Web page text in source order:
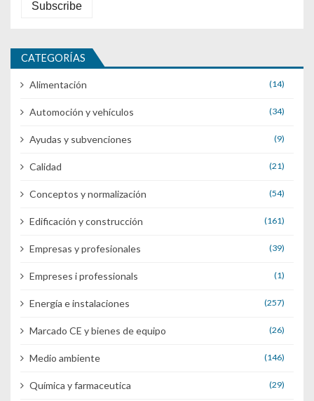
CATEGORÍAS
Alimentación (14)
Automoción y vehículos (34)
Ayudas y subvenciones (9)
Calidad (21)
Conceptos y normalización (54)
Edificación y construcción (161)
Empresas y profesionales (39)
Empreses i professionals (1)
Energía e instalaciones (257)
Marcado CE y bienes de equipo (26)
Medio ambiente (146)
Química y farmaceutica (29)